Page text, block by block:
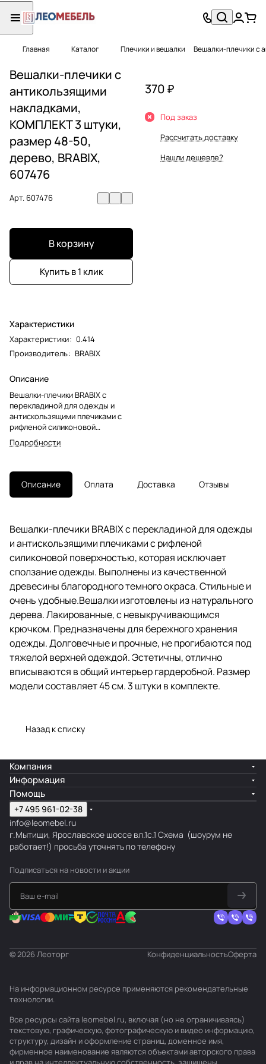
Главная Каталог Плечики и вешалки Вешалки-плечики с
Вешалки-плечики с
антикользящими
накладками,
КОМПЛЕКТ 3 штуки,
размер 48-50,
дерево, BRABIX,
607476
Арт.607476
В корзину
Купить в 1 клик
Характеристики
Характеристики: 0.414
Производитель: BRABIX
Описание
Вешалки-плечики BRABIX с
перекладиной для одежды и
антискользящими плечиками с
рифленой силиконовой
поверхностью, которая
исключает сползание одежды.
древесины благородного
темного окраса. Стильные и
очень удобные.Вешалки
невыкручивающимся крючком.
Предназначены для бережного
хранения одежды. Долговечные
и прочные, не прогибаются под
тяжелой верхней одеждой.
Эстетичны, отлично
вписываются в общий интерьер
гардеробной. Размер модели
составляет 45 см. 3 штуки в
комплекте.
Подробности
370 ₽
Под заказ
Рассчитать доставку
Нашли дешевле?
Описание Оплата Доставка Отзывы
Вешалки-плечики BRABIX с перекладиной для одежды
и антискользящими плечиками с рифленой
силиконовой поверхностью, которая исключает
сползание одежды. Выполнены из качественной
древесины благородного темного окраса. Стильные и
очень удобные.Вешалки изготовлены из натурального
дерева. Лакированные, с невыкручивающимся
крючком. Предназначены для бережного хранения
одежды. Долговечные и прочные, не прогибаются под
тяжелой верхней одеждой. Эстетичны, отлично
вписываются в общий интерьер гардеробной. Размер
модели составляет 45 см. 3 штуки в комплекте.
Назад к списку
Компания
Информация
Помощь
+7 495 961-02-38
info@leomebel.ru
г.Мытищи, Ярославское шоссе вл.1с.1 Схема (шоурум не
работает!) просьба уточнять по телефону
Подписаться на новости и акции
© 2026 Леоторг КонфиденциальностьОферта
На информационном ресурсе применяются рекомендательные
технологии.
Все ресурсы сайта leomebel.ru, включая (но не ограничиваясь)
текстовую, графическую, фотографическую и видео информацию,
структуру, дизайн и оформление страниц, доменное имя,
фирменное наименование являются объектами авторского права